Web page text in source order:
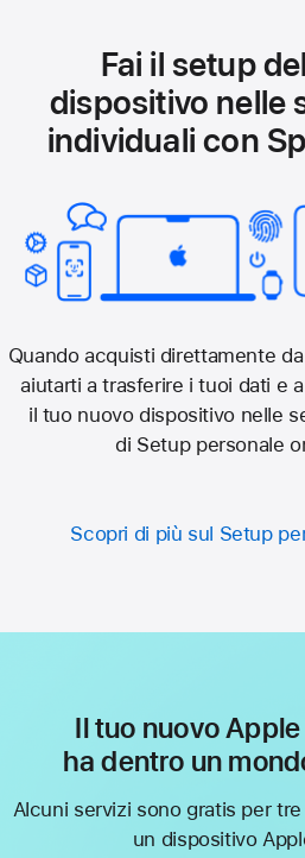
Fai il setup
dispositivo nelle
individuali con
Quando acquisti direttamente
aiutarti a trasferire i tuoi dati e
il tuo nuovo dispositivo nelle
di Setup personale
Scopri di più sul Setup
Il tuo nuovo
ha dentro un
Alcuni servizi sono gratis per
un dispositivo